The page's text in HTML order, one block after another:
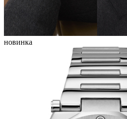
новинка